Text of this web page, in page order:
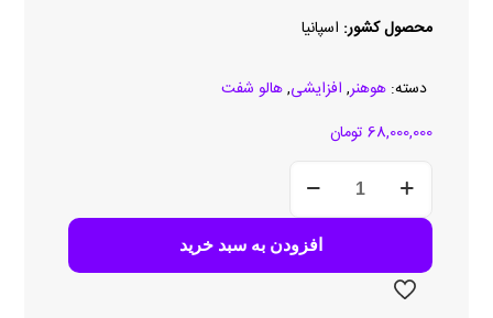
محصول کشور: اسپانیا
دسته:هوهنر, افزایشی,هالو شفت
68,000,000 تومان
انکودر
PR90H-
2XC1C-
C
افزودن به سبد خرید